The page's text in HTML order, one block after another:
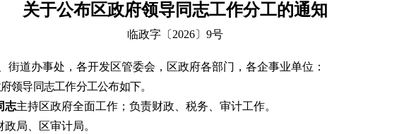
关于公布区政府领导同志工作分工的通知
临政字〔2026〕9号
街道办事处，各开发区管委会，区政府各部门，各企事业单位：
领导同志工作分工公布如下。
志主持区政府全面工作；负责财政、税务、审计工作。
政局、区审计局。